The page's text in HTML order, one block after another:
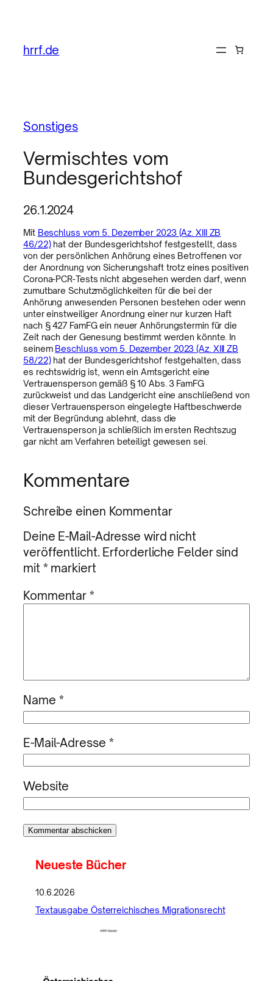
hrrf.de
Sonstiges
Vermischtes vom
Bundesgerichtshof
26.1.2024
Mit Beschluss vom 5. Dezember 2023 (Az. XIII ZB
46/22)hat der Bundesgerichtshof festgestellt, dass
von der persönlichen Anhörung eines Betroffenen vor
der Anordnung von Sicherungshaft trotz eines positiven
Corona-PCR-Tests nicht abgesehen werden darf, wenn
zumutbare Schutzmöglichkeiten für die bei der
Anhörung anwesenden Personen bestehen oder wenn
unter einstweiliger Anordnung einer nur kurzen Haft
nach § 427 FamFG ein neuer Anhörungstermin für die
Zeit nach der Genesung bestimmt werden könnte. In
seinem Beschluss vom 5. Dezember 2023 (Az. XIII ZB
58/22)hat der Bundesgerichtshof festgehalten, dass
es rechtswidrig ist, wenn ein Amtsgericht eine
Vertrauensperson gemäß § 10 Abs. 3 FamFG
zurückweist und das Landgericht eine anschließend von
dieser Vertrauensperson eingelegte Haftbeschwerde
mit der Begründung ablehnt, dass die
Vertrauensperson ja schließlich im ersten Rechtszug
gar nicht am Verfahren beteiligt gewesen sei.
Kommentare
Schreibe einen Kommentar
Deine E-Mail-Adresse wird nicht
veröffentlicht. Erforderliche Felder sind
mit * markiert
Kommentar*
Name *
E-Mail-Adresse *
Website
Neueste Bücher
10.6.2026
Textausgabe Österreichisches Migrationsrecht